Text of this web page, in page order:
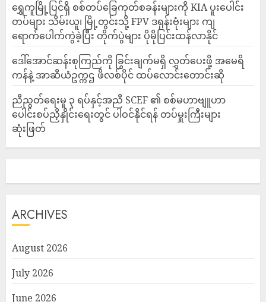
‎ရွှေကူမြို့ပြင်ရှိ စစ်တပ်ခြေကုတ်စခန်းများကို KIA ပူးပေါင်း
တပ်များ သိမ်းယူ၊ မြို့တွင်းသို့ FPV ဒရုန်းဗုံးများ ကျ
ရောက်ပေါက်ကွဲခဲ့ပြီး တိုက်ပွဲများ ပိုမိုပြင်းထန်လာနိုင်
ဒေါ်အောင်ဆန်းစုကြည်ကို ခြွင်းချက်မရှိ လွှတ်ပေးဖို့ အမေရိ
ကန်နဲ့ အာဆီယံဥက္ကဌ ဖိလစ်ပိုင် ထပ်လောင်းတောင်းဆို
ညီညွတ်ရေးမူ ၃ ရပ်နှင့်အညီ SCEF ၏ စစ်မဟာဗျူဟာ
ပေါင်းစပ်ညှိနှိုင်းရေးတွင် ပါဝင်နိုင်ရန် တပ်မှူးကြီးများ
ဆုံးဖြတ်
ARCHIVES
August 2026
July 2026
June 2026